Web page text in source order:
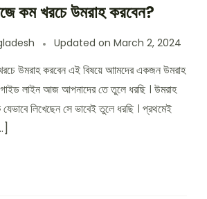
কম খরচে উমরাহ করবেন?
Updated on March 2, 2024
উমরাহ করবেন এই বিষয়ে আামদের একজন উমরাহ
গাইড লাইন আজ আপনাদের তে তুলে ধরছি । উমরাহ
যেভাবে লিখেছেন সে ভাবেই তুলে ধরছি । প্রথমেই